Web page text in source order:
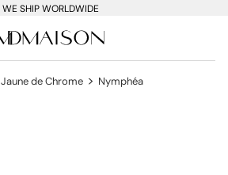
WE SHIP WORLDWIDE
Jaune de Chrome > Nymphéa